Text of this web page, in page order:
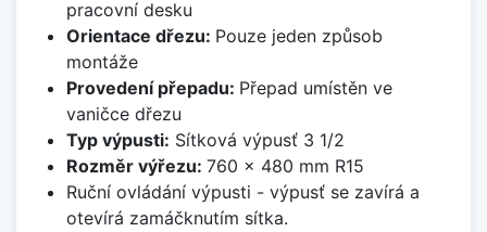
pracovní desku
Orientace dřezu: Pouze jeden způsob
montáže
Provedení přepadu: Přepad umístěn ve
vaničce dřezu
Typ výpusti: Sítková výpusť 3 1/2
Rozměr výřezu: 760 x 480 mm R15
Ruční ovládání výpusti - výpusť se zavírá a
otevírá zamáčknutím sítka.